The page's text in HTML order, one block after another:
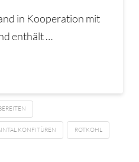
in Kooperation mit
enthält …
KONFITÜREN ROTKOHL